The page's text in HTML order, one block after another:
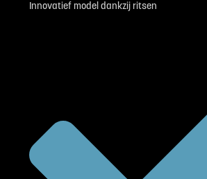
Innovatief model dankzij ritsen